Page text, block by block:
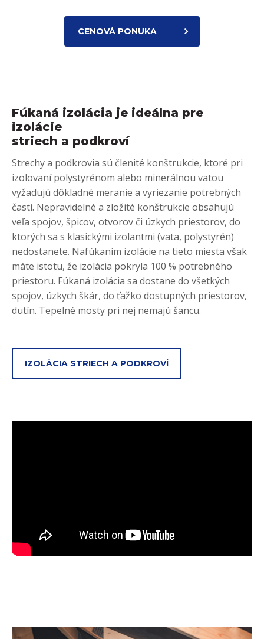
CENOVÁ PONUKA
Fúkaná izolácia je ideálna pre
izolácie
striech a podkroví
Strechy a podkrovia sú členité konštrukcie, ktoré pri
izolovaní polystyrénom alebo minerálnou vatou
vyžadujú dôkladné meranie a vyriezanie potrebných
častí. Nepravidelné a zložité konštrukcie obsahujú
veľa spojov, špicov, otvorov či úzkych priestorov, do
ktorých sa s klasickými izolantmi (vata, polystyrén)
nedostanete. Nafúkaním izolácie na tieto miesta však
máte istotu, že izolácia pokryla 100 % potrebného
priestoru. Fúkaná izolácia sa dostane do všetkých
spojov, úzkych škár, do ťažko dostupných priestorov,
dutín. Tepelné mosty pri nej nemajú šancu.
IZOLÁCIA STRIECH A PODKROVÍ